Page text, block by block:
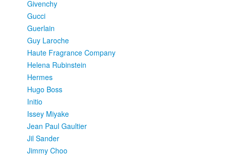
Givenchy
Gucci
Guerlain
Guy Laroche
Haute Fragrance Company
Helena Rubinstein
Hermes
Hugo Boss
Initio
Issey Miyake
Jean Paul Gaultier
Jil Sander
Jimmy Choo